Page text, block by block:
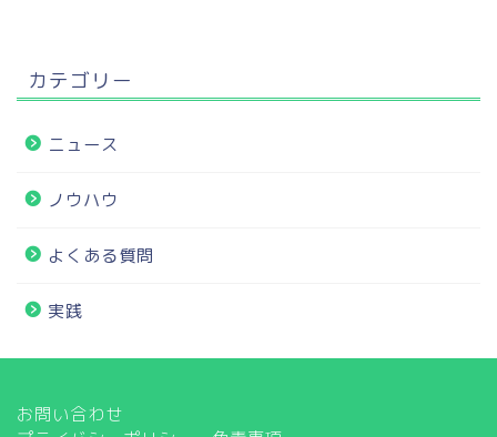
カテゴリー
ニュース
ノウハウ
よくある質問
実践
お問い合わせ